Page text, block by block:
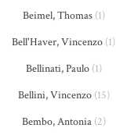
Beimel, Thomas(1)
Bell'Haver, Vincenzo (1)
Bellinati, Paulo(1)
Bellini, Vincenzo(15)
Bembo, Antonia(2)